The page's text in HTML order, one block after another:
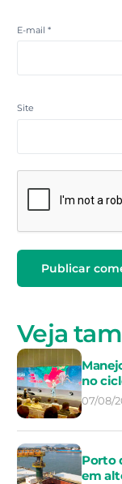
E-mail*
Site
Veja
no
07/08/
Porto
em